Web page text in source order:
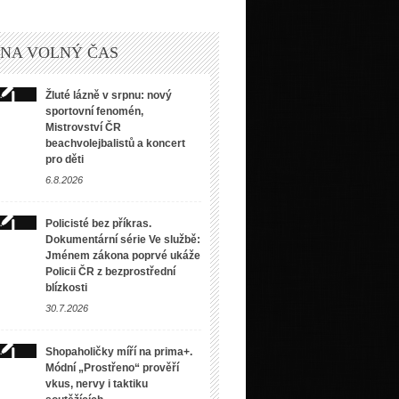
VOLNÝ ČAS
Žluté lázně v srpnu: nový
sportovní fenomén,
Mistrovství ČR
beachvolejbalistů a koncert
pro děti
6.8.2026
Policisté bez příkras.
Dokumentární série Ve službě:
Jménem zákona poprvé ukáže
Policii ČR z bezprostřední
blízkosti
30.7.2026
Shopaholičky míří na prima+.
Módní „Prostřeno“ prověří
vkus, nervy i taktiku